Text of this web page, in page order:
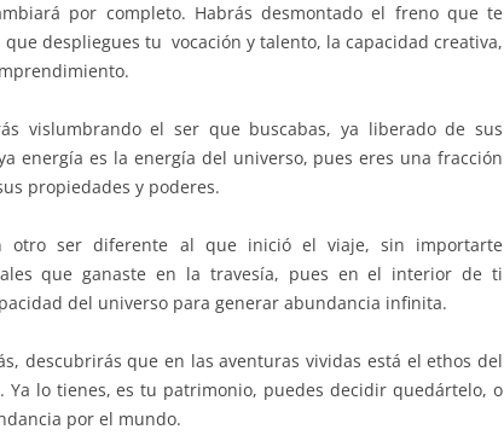
por completo. Habrás desmontado el freno que te
despliegues tu vocación y talento, la capacidad creativa,
vislumbrando el ser que buscabas, ya liberado de sus
energía es la energía del universo, pues eres una fracción
propiedades y poderes.
otro ser diferente al que inició el viaje, sin importarte
que ganaste en la travesía, pues en el interior de ti
del universo para generar abundancia infinita.
descubrirás que en las aventuras vividas está el ethos del
Ya lo tienes, es tu patrimonio, puedes decidir quedártelo, o
por el mundo.